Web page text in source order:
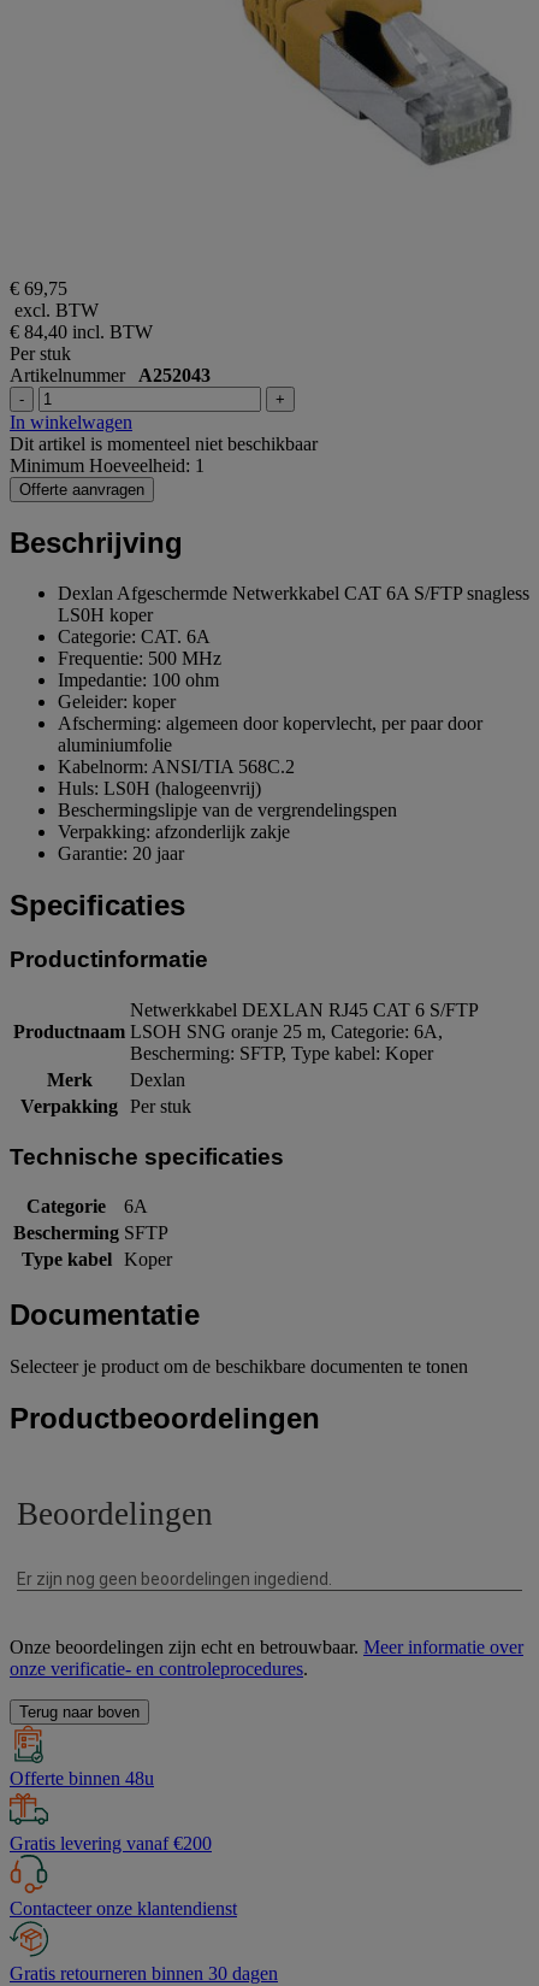
€ 69,75
excl. BTW
€ 84,40 incl. BTW
Per stuk
Artikelnummer A252043
- +
In winkelwagen
Dit artikel is momenteel niet beschikbaar
Minimum Hoeveelheid: 1
Offerte aanvragen
Beschrijving
Dexlan Afgeschermde Netwerkkabel CAT 6A S/FTP snagless
LS0H koper
Categorie: CAT. 6A
Frequentie: 500 MHz
Impedantie: 100 ohm
Geleider: koper
Afscherming: algemeen door kopervlecht, per paar door
aluminiumfolie
Kabelnorm: ANSI/TIA 568C.2
Huls: LS0H (halogeenvrij)
Beschermingslipje van de vergrendelingspen
Verpakking: afzonderlijk zakje
Garantie: 20 jaar
Specificaties
Productinformatie
Productnaam
Netwerkkabel DEXLAN RJ45 CAT 6 S/FTP
LSOH SNG oranje 25 m, Categorie: 6A,
Bescherming: SFTP, Type kabel: Koper
Merk
Dexlan
Verpakking Per stuk
Technische specificaties
Categorie
6A
Bescherming SFTP
Type kabel
Koper
Documentatie
Selecteer je product om de beschikbare documenten te tonen
Productbeoordelingen
Onze beoordelingen zijn echt en betrouwbaar. Meer informatie over
onze verificatie- en controleprocedures.
Terug naar boven
Offerte binnen 48u
Gratis levering vanaf €200
Contacteer onze klantendienst
Gratis retourneren binnen 30 dagen